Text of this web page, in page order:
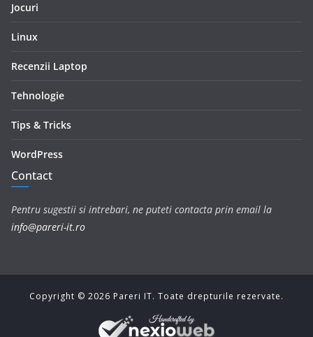
Jocuri
Linux
Recenzii Laptop
Tehnologie
Tips & Tricks
WordPress
Contact
Pentru sugestii si intrebari, ne puteti contacta prin email la
info@pareri-it.ro
Copyright © 2026 Pareri IT. Toate drepturile rezervate.